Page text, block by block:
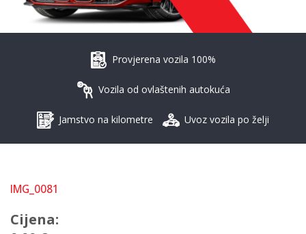
Provjerena vozila 100%
Vozila od ovlaštenih autokuća
Jamstvo na kilometre Uvoz vozila po želji
IMG_0081
Cijena: